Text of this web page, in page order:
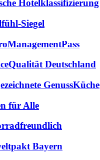
Hotelklassifizierung
Siegel
Deutschland
GenussKüche
für Alle
Bayern